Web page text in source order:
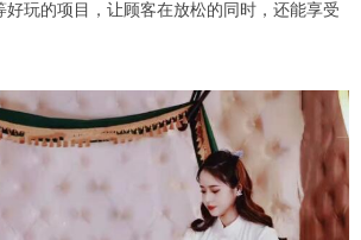
好玩的项目，让顾客在放松的同时，还能享受